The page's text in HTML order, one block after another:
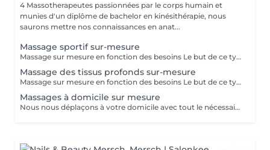
4 Massotherapeutes passionnées par le corps humain et
munies d'un diplôme de bachelor en kinésithérapie, nous
saurons mettre nos connaissances en anat...
Massage sportif sur-mesure
Massage sur mesure en fonction des besoins Le but de ce type de massage sera l'optimisation de la récupération musculaire entre les entraînements sportifs (circulation sanguine ramenée au coeur et muscles assouplis), le rythme sera élevé et la pression plus forte que lors d'un massage relaxant mais moins que pour un massage des tissus profonds
Massage des tissus profonds sur-mesure
Massage sur mesure en fonction des besoins Le but de ce type de massage sera de travailler plus en profondeur sur les zones de tensions et de douleur, le rythme est modéré et la pression élevée (mais toujours adaptée en fonction de votre ressenti)
Massages à domicile sur mesure
Nous nous déplaçons à votre domicile avec tout le nécessaire (table, serviettes, huile...) Déplacement à Luxembourg ville ou proche uniquement A noter que le massage durera entre 1h et 1h30 (selon votre réservation) après le temps de trajet. Ainsi si vous réservez pour 12h, prévoyez que le massage commence vers 12h30. Ce temps de trajet n'est pas facturé mais il est à prendre en compte dans le planning Merci de réserver ce service à domicile uniquement si vous souhaitez recevoir un massage dans le respect, aucune avance ou geste déplacé ne serait toléré.